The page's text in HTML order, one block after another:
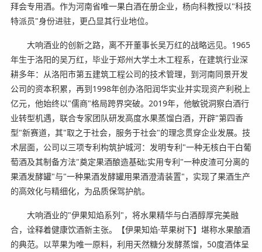
拜会专用酒。作为河南省唯一果白酒在册企业，杨向科教授以"科技
特派员"身份进驻，更凸显其行业地位。
大响酒业的创新之路，离不开董事长吴万红的战略远见。1965
年生于洛阳的吴万红，毕业于郑州大学土木工程系，在建筑行业深
耕多年：从洛阳市第五建筑工程公司的技术管理，到河南同景开发
公司的资本积累，再到1998年创办洛阳润华实业并实现资产利税上
亿元，他始终以"儒商"格局跨界突破。2019年，他敏锐洞察白酒行
业转型机遇，联合专家团队研发高度水果蒸馏白酒，开辟"第四香
型"新赛道，其"取之于社会，服务于社会"的理念贯穿企业发展。技
术层面，公司以三项专利构筑护城河：发明专利"一种无核白干白葡
萄酒及其制备方法"奠定果酒酿造基础;实用专利"一种皮渣可分离的
果酒发酵罐"与"一种果酒发酵罐用果酒澄清装置"，实现了果酒生产
的高效化与精细化，为品质保驾护航。
大响酒业的"伊果知焰系列"，将水果精华与白酒醇厚完美融
合，诠释着健康饮酒新主张。【伊果知焰·苹果树下】堪称水果酿酒
的典范。以苹果为唯一原料，利用天然糖分发酵蒸馏，50度酒体呈